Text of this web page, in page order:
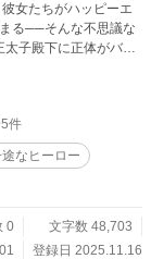
女たちがハッピーエ
る──そんな不思議な
はずの
何度繰り返しても終
います）
件
なヒーロー
0
文字数 48,703
登録日 2025.11.16